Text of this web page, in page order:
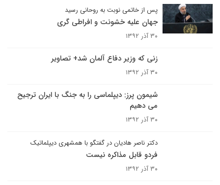
پس از خاتمی نوبت به روحانی رسید
جهان علیه خشونت و افراطی گری‎
۳۰ آذر ۱۳۹۲
زنی که وزیر دفاع آلمان شد+ تصاویر
۳۰ آذر ۱۳۹۲
شیمون پرز: دیپلماسی را به جنگ با ایران ترجیح
می دهیم
۳۰ آذر ۱۳۹۲
دکتر ناصر هادیان در گفتگو با همشهری دیپلماتیک
فردو قابل مذاکره نیست
۳۰ آذر ۱۳۹۲